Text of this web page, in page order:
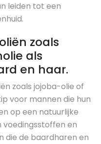
leiden tot een
zoals
als
en haar.
zoals jojoba-olie of
voor mannen die hun
op een natuurlijke
voedingsstoffen en
die de baardharen en